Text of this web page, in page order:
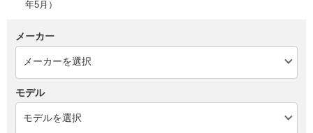
年5月）
メーカー
モデル